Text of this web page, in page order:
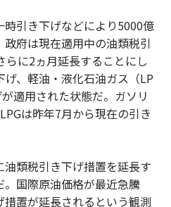
時引き下げなどにより5000億
府は現在適用中の油類税引
らに2ヵ月延長することにし
、軽油・液化石油ガス（LP
適用された状態だ。ガソリ
は昨年7月から現在の引き
類税引き下げ措置を延長す
国際原油価格が最近急騰
置が延長されるという観測